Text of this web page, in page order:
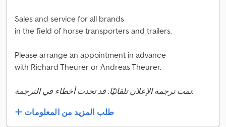
Sales and service for all brands
in the field of horse transporters and trailers.
Please arrange an appointment in advance
with Richard Theurer or Andreas Theurer.
تمت ترجمة الإعلان تلقائيًا. قد تحدث أخطاء في الترجمة.
طلب المزيد من المعلومات